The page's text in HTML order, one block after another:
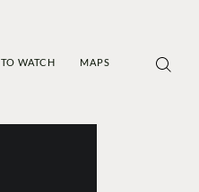
TO WATCH MAPS